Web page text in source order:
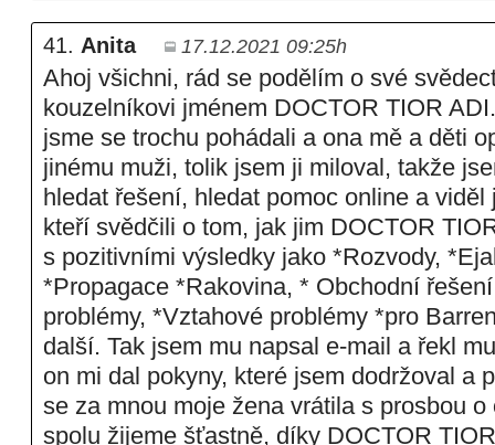
41. Anita 17.12.2021 09:25h
Ahoj všichni, rád se podělím o své
kouzelníkovi jménem DOCTOR TIOR
jsme se trochu pohádali a ona mě a děti
jinému muži, tolik jsem ji miloval, takže
hledat řešení, hledat pomoc online a
kteří svědčili o tom, jak jim DOCTOR
s pozitivními výsledky jako *Rozvody,
*Propagace *Rakovina, * Obchodní
problémy, *Vztahové problémy *pro
další. Tak jsem mu napsal e-mail a řekl
on mi dal pokyny, které jsem dodržoval a
se za mnou moje žena vrátila s prosbou
spolu žijeme šťastně, díky DOCTOR